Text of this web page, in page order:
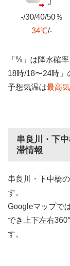
-/30/40/50％
34℃/-
「%」は降水確
18時/18〜24時」
予想気温は最高
串良川・下
滞情報
串良川・下中橋
す。
Googleマップで
でき上下左右
す。